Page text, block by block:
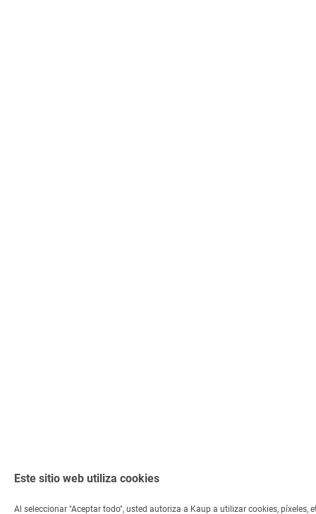
Este sitio web utiliza cookies
Al seleccionar "Aceptar todo", usted autoriza a Kaup a utilizar cookies, píxeles,